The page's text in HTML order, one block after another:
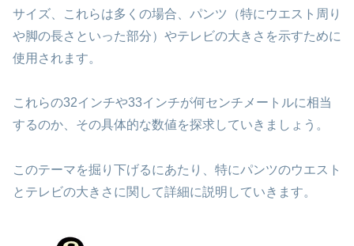
サイズ、これらは多くの場合、パンツ（特にウエスト周り
や脚の長さといった部分）やテレビの大きさを示すために
使用されます。
これらの32インチや33インチが何センチメートルに相当
するのか、その具体的な数値を探求していきましょう。
このテーマを掘り下げるにあたり、特にパンツのウエスト
とテレビの大きさに関して詳細に説明していきます。